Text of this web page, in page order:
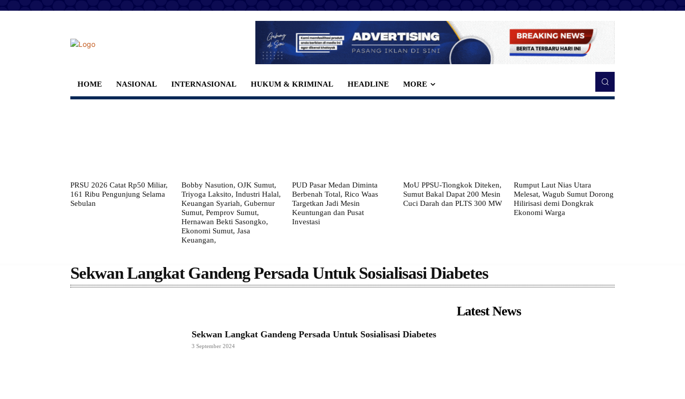
HOME NASIONAL INTERNASIONAL HUKUM & KRIMINAL HEADLINE MORE
PRSU 2026 Catat Rp50 Miliar,
161 Ribu Pengunjung Selama
Sebulan
Bobby Nasution, OJK Sumut,
Triyoga Laksito, Industri Halal,
Keuangan Syariah, Gubernur
Sumut, Pemprov Sumut,
Hernawan Bekti Sasongko,
Ekonomi Sumut, Jasa
Keuangan,
PUD Pasar Medan Diminta
Berbenah Total, Rico Waas
Targetkan Jadi Mesin
Keuntungan dan Pusat
Investasi
MoU PPSU-Tiongkok Diteken,
Sumut Bakal Dapat 200 Mesin
Cuci Darah dan PLTS 300 MW
Rumput Laut Nias Utara
Melesat, Wagub Sumut Dorong
Hilirisasi demi Dongkrak
Ekonomi Warga
Sekwan Langkat Gandeng Persada Untuk Sosialisasi Diabetes
Sekwan Langkat Gandeng Persada Untuk Sosialisasi Diabetes
3 September 2024
Latest News